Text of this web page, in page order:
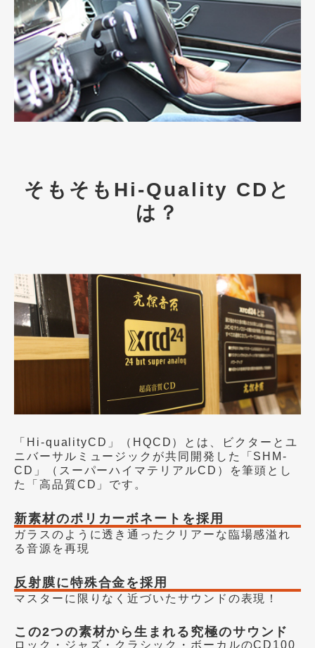
そもそもHi-Quality CDと
は？
「Hi-qualityCD」（HQCD）とは、ビクターとユ
ニバーサルミュージックが共同開発した「SHM-
CD」（スーパーハイマテリアルCD）を筆頭とし
た「高品質CD」です。
新素材のポリカーボネートを採用
ガラスのように透き通ったクリアーな臨場感溢れ
る音源を再現
反射膜に特殊合金を採用
マスターに限りなく近づいたサウンドの表現！
この2つの素材から生まれる究極のサウンド
ロック・ジャズ・クラシック・ボーカルのCD100